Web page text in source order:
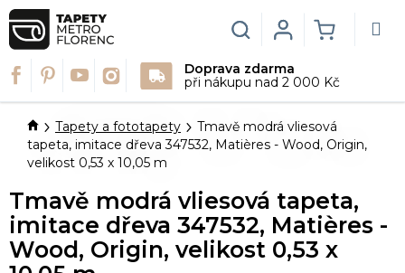
Přejít
na
obsah
Doprava zdarma
při nákupu nad 2 000 Kč
Hledat
KOŠÍK
Login
DomůTapety a fototapety
Tmavě modrá vliesová
tapeta, imitace dřeva 347532, Matières - Wood, Origin,
velikost 0,53 x 10,05 m
Tmavě modrá vliesová tapeta,
imitace dřeva 347532, Matières -
Wood, Origin, velikost 0,53 x